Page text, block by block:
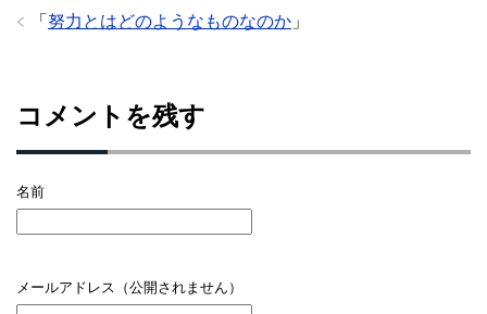
「 努力とはどのようなものなのか 」
コメントを残す
名前
メールアドレス（公開されません）